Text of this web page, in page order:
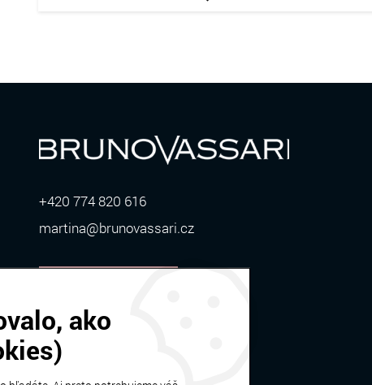
+420 774 820 616
martina@brunovassari.cz
Bruno Vassari | © 2026
ako